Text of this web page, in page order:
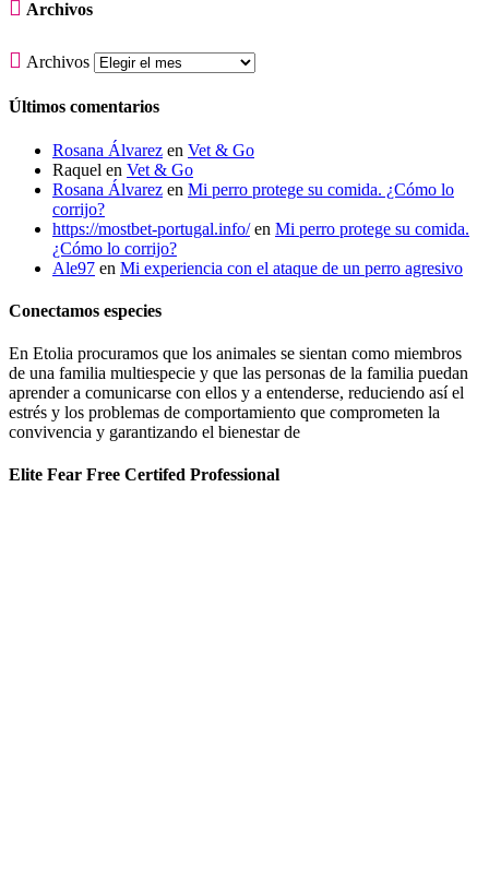
 Archivos
 Archivos
Últimos comentarios
Rosana Álvarez en Vet & Go
Raquel en Vet & Go
Rosana Álvarez en Mi perro protege su comida. ¿Cómo lo
corrijo?
https://mostbet-portugal.info/en Mi perro protege su comida.
¿Cómo lo corrijo?
Ale97 en Mi experiencia con el ataque de un perro agresivo
Conectamos especies
En Etolia procuramos que los animales se sientan como miembros
de una familia multiespecie y que las personas de la familia puedan
aprender a comunicarse con ellos y a entenderse, reduciendo así el
estrés y los problemas de comportamiento que comprometen la
convivencia y garantizando el bienestar de
Elite Fear Free Certifed Professional